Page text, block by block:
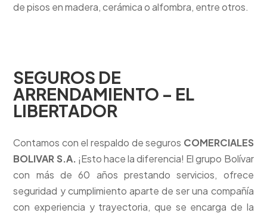
de pisos en madera, cerámica o alfombra, entre otros.
SEGUROS DE
ARRENDAMIENTO – EL
LIBERTADOR
Contamos con el respaldo de seguros COMERCIALES
BOLIVAR S.A. ¡Esto hace la diferencia! El grupo Bolívar
con más de 60 años prestando servicios, ofrece
seguridad y cumplimiento aparte de ser una compañía
con experiencia y trayectoria, que se encarga de la